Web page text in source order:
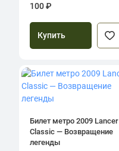
100 ₽
Купить
Билет метро 2009 Lancer
Classic — Возвращение
легенды